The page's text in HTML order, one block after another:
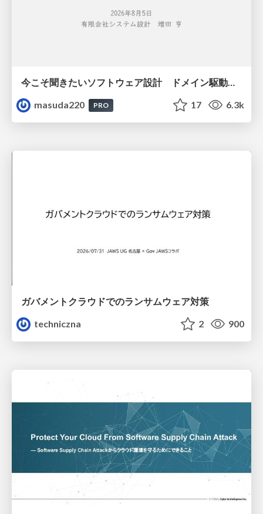
masuda220
PRO 17 6.3k
ガバメントクラウドでのランサムウェア対策
techniczna
2 900